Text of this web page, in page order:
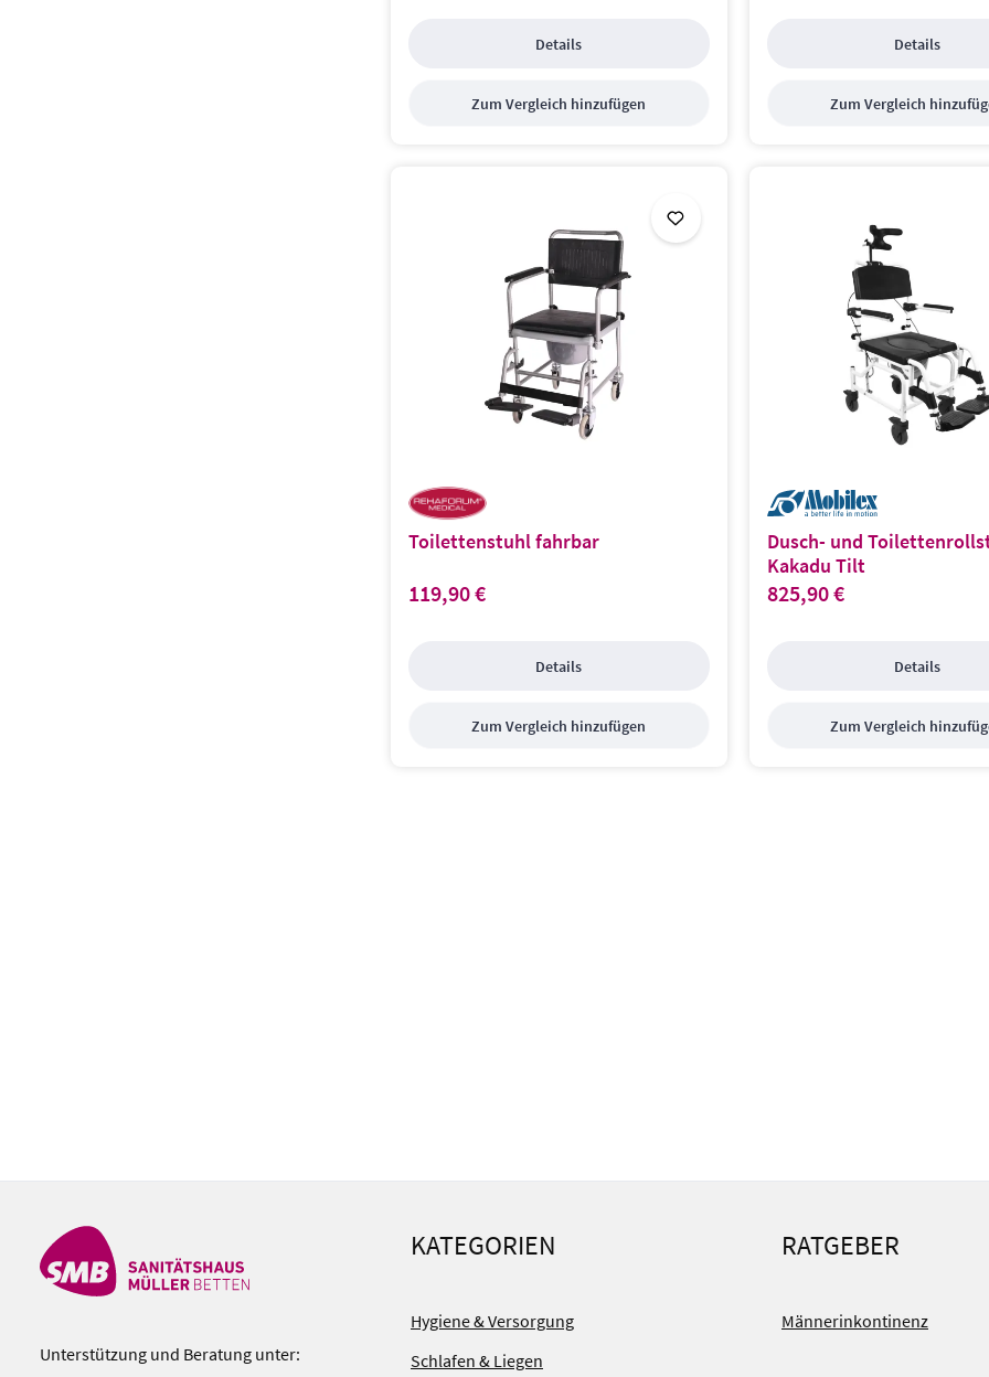
Details
Zum Vergleich hinzufügen
Details
Zum Vergleich
Toilettenstuhl fahrbar
Regulärer Preis:
119,90 €
Details
Zum Vergleich hinzufügen
Dusch- und
Kakadu Tilt
Regulärer Preis:
825,90 €
Details
Zum Vergleich
Unterstützung und Beratung unter:
KATEGORIEN
Hygiene & Versorgung
Schlafen & Liegen
RATGEBER
Männerinkontinenz